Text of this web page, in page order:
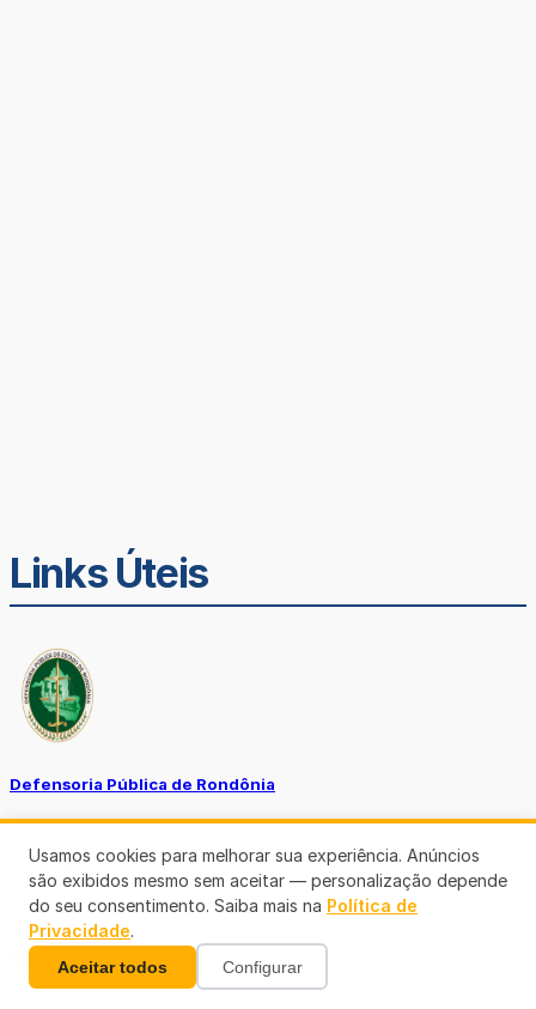
Links Úteis
Defensoria Pública de Rondônia
Ouvidoria TJ-RO
Usamos cookies para melhorar sua experiência. Anúncios
são exibidos mesmo sem aceitar — personalização depende
do seu consentimento. Saiba mais na Política de
Privacidade.
Aceitar todos Configurar